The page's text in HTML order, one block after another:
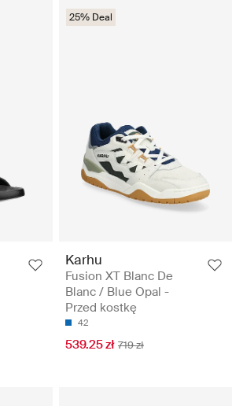
25% Deal
Karhu
Fusion XT Blanc De
Blanc / Blue Opal -
Przed kostkę
42
539.25 zł 719 zł